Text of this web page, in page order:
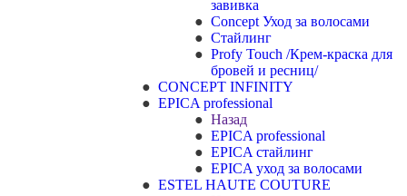
завивка
Concept Уход за волосами
Стайлинг
Profy Touch /Крем-краска для
бровей и ресниц/
CONCEPT INFINITY
EPICA professional
Назад
EPICA professional
EPICA стайлинг
EPICA уход за волосами
ESTEL HAUTE COUTURE